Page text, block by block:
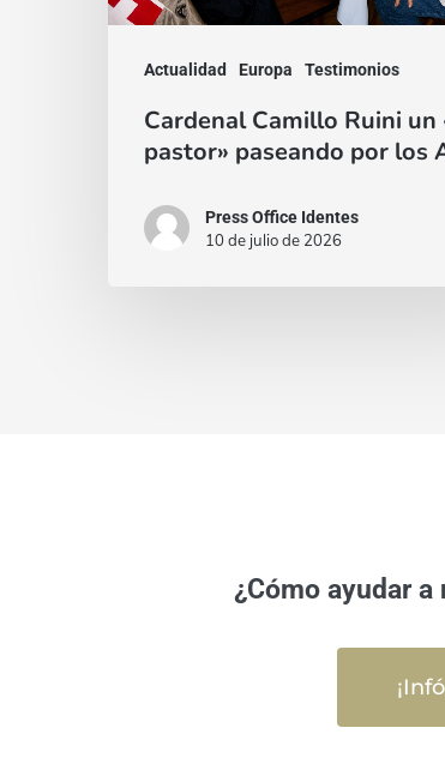
Actualidad Europa Testimonios
los
Alpes
Cardenal Camillo Ruini un
pastor» paseando por los
Press Office Identes
10 de julio de 2026
¿Cómo ayudar